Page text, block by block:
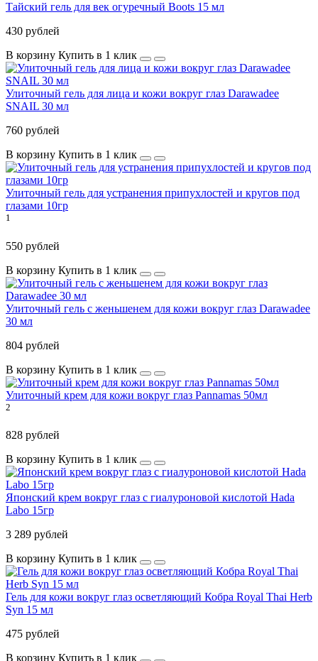
Тайский гель для век огуречный Boots 15 мл
430 рублей
В корзину Купить в 1 клик
Улиточный гель для лица и кожи вокруг глаз Darawadee
SNAIL 30 мл
760 рублей
В корзину Купить в 1 клик
Улиточный гель для устранения припухлостей и кругов под
глазами 10гр
1
550 рублей
В корзину Купить в 1 клик
Улиточный гель с женьшенем для кожи вокруг глаз Darawadee
30 мл
804 рублей
В корзину Купить в 1 клик
Улиточный крем для кожи вокруг глаз Pannamas 50мл
2
828 рублей
В корзину Купить в 1 клик
Японский крем вокруг глаз с гиалуроновой кислотой Hada
Labo 15гр
3 289 рублей
В корзину Купить в 1 клик
Гель для кожи вокруг глаз осветляющий Кобра Royal Thai Herb
Syn 15 мл
475 рублей
В корзину Купить в 1 клик